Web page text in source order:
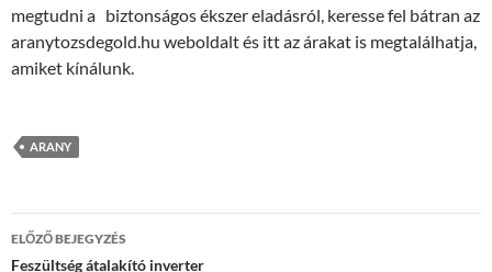
megtudni a biztonságos ékszer eladásról, keresse fel bátran az
aranytozsdegold.hu weboldalt és itt az árakat is megtalálhatja,
amiket kínálunk.
ARANY
Bejegyzés
ELŐZŐ BEJEGYZÉS
Feszültség átalakító inverter